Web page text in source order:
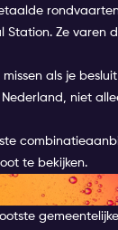
Station. Ze varen
missen als je
niet
te bekijken.